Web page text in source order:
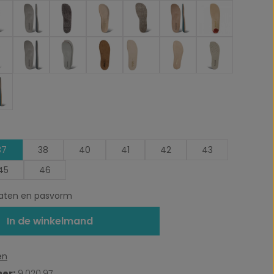
38 40 41 42
43
46
en pasvorm
In de winkelmand